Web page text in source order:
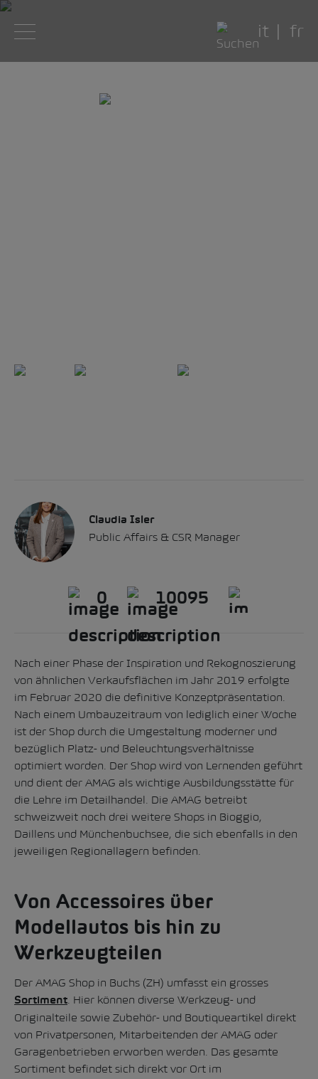
it fr
Claudia Isler
Public Affairs & CSR Manager
0 10095
Nach einer Phase der Inspiration und Rekognoszierung
von ähnlichen Verkaufsflächen im Jahr 2019 erfolgte
im Februar 2020 die definitive Konzeptpräsentation.
Nach einem Umbauzeitraum von lediglich einer Woche
ist der Shop durch die Umgestaltung moderner und
bezüglich Platz- und Beleuchtungsverhältnisse
optimiert worden. Der Shop wird von Lernenden geführt
und dient der AMAG als wichtige Ausbildungsstätte für
die Lehre im Detailhandel. Die AMAG betreibt
schweizweit noch drei weitere Shops in Bioggio,
Daillens und Münchenbuchsee, die sich ebenfalls in den
jeweiligen Regionallagern befinden.
Von Accessoires über
Modellautos bis hin zu
Werkzeugteilen
Der AMAG Shop in Buchs (ZH) umfasst ein grosses
Sortiment
. Hier können diverse Werkzeug- und
Originalteile sowie Zubehör- und Boutiqueartikel direkt
von Privatpersonen, Mitarbeitenden der AMAG oder
Garagenbetrieben erworben werden. Das gesamte
Sortiment befindet sich direkt vor Ort im